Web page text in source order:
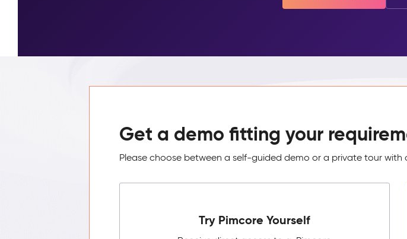
Get a demo fitting your
Please choose between a self-guided demo or a private tour with
Try Pimcore Yourself